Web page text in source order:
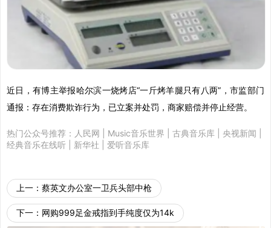
近日，有博主举报哈尔滨一烧烤店“一斤烤羊腿只有八两”，市监部门
通报：存在消费欺诈行为，已立案并处罚，商家赔偿并停止经营。
热门公众号推荐： 人民网 Music音乐世界 古典音乐库 央视新闻
经典音乐在线听
新华社 爱听音乐库
上一： 蔡英文办公室一卫兵头部中枪
下一： 网购999足金戒指到手纯度仅为14k